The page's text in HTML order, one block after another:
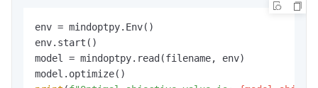
env = mindoptpy.Env()
env.start()
model = mindoptpy.read(filename, env)